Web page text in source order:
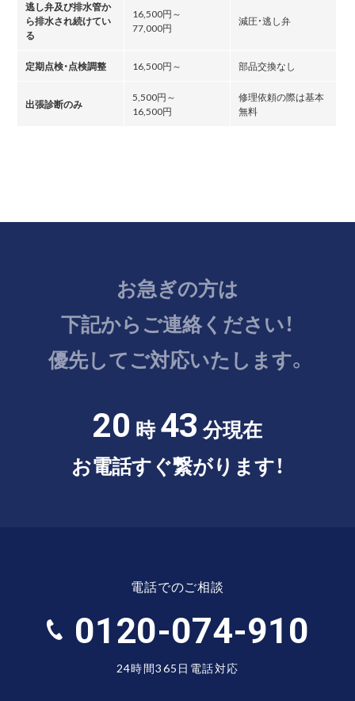
逃し弁及び排水管か
ら排水され続けてい
る
16,500円～
77,000円
減圧・逃し弁
定期点検・点検調整 16,500円～ 部品交換なし
出張診断のみ
5,500円～
16,500円
修理依頼の際は基本
無料
お急ぎの方は
下記からご連絡ください！
優先してご対応いたします。
20 時43 分現在
お電話すぐ繋がります！
電話でのご相談
0120-074-910
24時間365日電話対応